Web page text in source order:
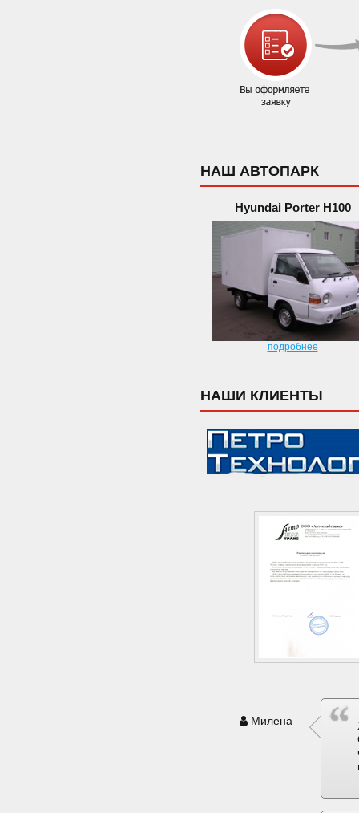
НАШ АВТОПАРК
Hyundai Porter H100
подробнее
НАШИ КЛИЕНТЫ
Милена